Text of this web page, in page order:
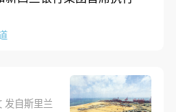
发自斯里兰